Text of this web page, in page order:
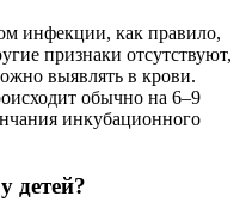
инфекции, как правило,
признаки отсутствуют,
выявлять в крови.
обычно на 6–9
инкубационного
детей?